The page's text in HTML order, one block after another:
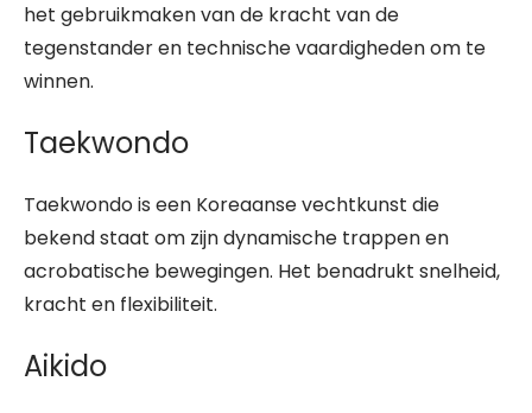
het gebruikmaken van de kracht van de
tegenstander en technische vaardigheden om te
winnen.
Taekwondo
Taekwondo is een Koreaanse vechtkunst die
bekend staat om zijn dynamische trappen en
acrobatische bewegingen. Het benadrukt snelheid,
kracht en flexibiliteit.
Aikido